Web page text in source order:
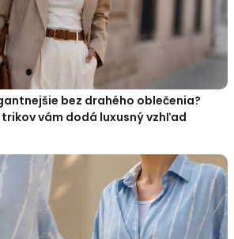
bez drahého oblečenia?
vám dodá luxusný vzhľad